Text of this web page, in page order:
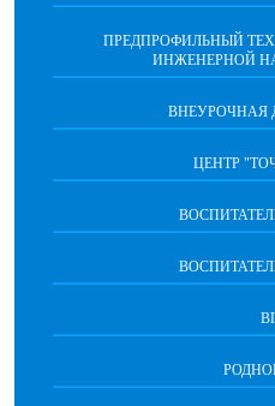
ПРЕДПРОФИЛЬНЫЙ
ИНЖЕНЕРНОЙ
ВНЕУРОЧНАЯ
ЦЕНТР